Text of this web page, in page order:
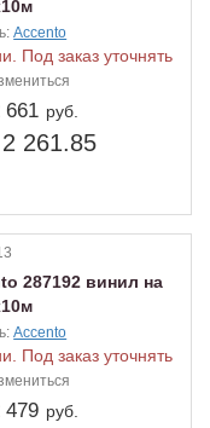
Accento
Под заказ уточнять
661 руб.
2 261.85
287192 винил на
Accento
Под заказ уточнять
479 руб.